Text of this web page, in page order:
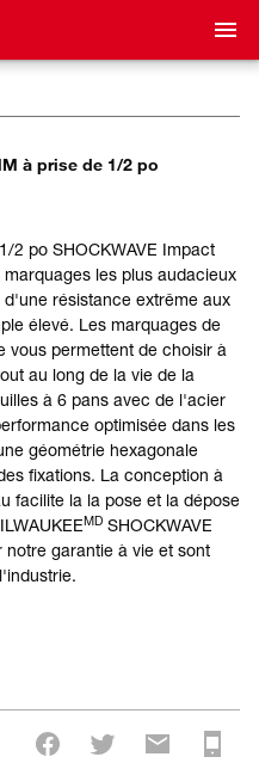
à prise de 1/2 po
2 po SHOCKWAVE Impact
les plus audacieux
résistance extrême aux
élevé. Les marquages de
vous permettent de choisir à
au long de la vie de la
à 6 pans avec de l'acier
optimisée dans les
géométrie hexagonale
fixations. La conception à
facilite la la pose et la dépose
MD SHOCKWAVE
notre garantie à vie et sont